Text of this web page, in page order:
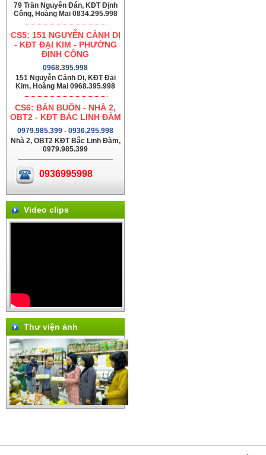
79 Trần Nguyên Đán, KĐT Định
Công, Hoàng Mai 0834.295.998
CS5: 151 NGUYỄN CẢNH DỊ
- KĐT ĐẠI KIM - PHƯỜNG
ĐỊNH CÔNG
0968.395.998
151 Nguyễn Cảnh Dị, KĐT Đại
Kim, Hoàng Mai 0968.395.998
CS6: BÁN BUÔN - NHÀ 2,
OBT2 - KĐT BẮC LINH ĐÀM
0979.985.399 - 0936.295.998
Nhà 2, OBT2 KĐT Bắc Linh Đàm,
0979.985.399
0936995998
Video clips
Thư viện ảnh